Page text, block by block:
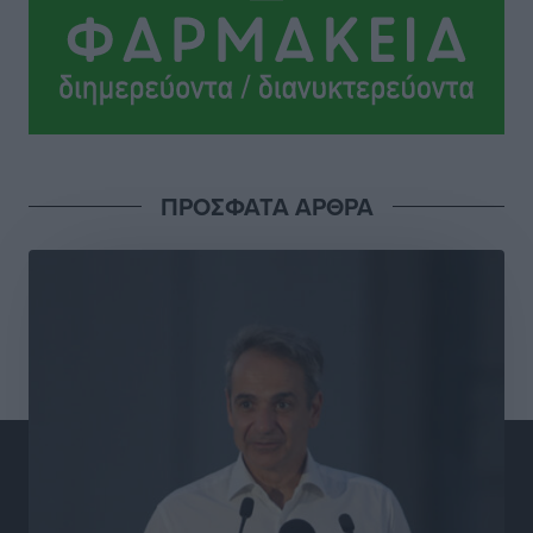
Γιάννης Βασιλάκης: «Η Πρωτοβάθμια Φροντίδα
Υγείας πρέπει να φτάνει σε κάθε γωνιά – Ενισχύουμε
τις δομές, δεν τις αποδυναμώνουμε»
σχολεία της Ρόδου
Σεβ. Μητροπολίτης Ρόδου κ. Κύριλλος: «Ο Αύγουστος
είναι ο μήνας της Παναγίας και η Θεία Λειτουργία η
καρδιά της ζωής της Εκκλησίας»
ΠΡΟΣΦΑΤΑ ΑΡΘΡΑ